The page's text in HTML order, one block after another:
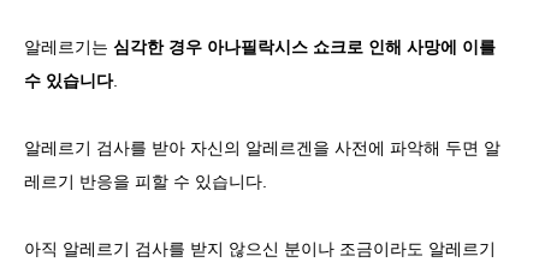
알레르기는 심각한 경우 아나필락시스 쇼크로 인해 사망에 이를
수 있습니다.
알레르기 검사를 받아 자신의 알레르겐을 사전에 파악해 두면 알
레르기 반응을 피할 수 있습니다.
아직 알레르기 검사를 받지 않으신 분이나 조금이라도 알레르기